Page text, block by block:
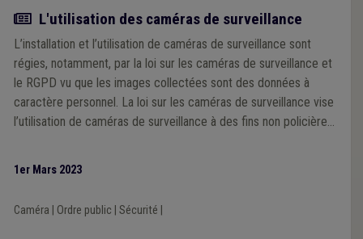
Article
L'utilisation des caméras de surveillance
L’installation et l’utilisation de caméras de surveillance sont
régies, notamment, par la loi sur les caméras de surveillance et
le RGPD vu que les images collectées sont des données à
caractère personnel. La loi sur les caméras de surveillance vise
l’utilisation de caméras de surveillance à des fins non policières.
1er Mars 2023
Caméra Ordre public Sécurité